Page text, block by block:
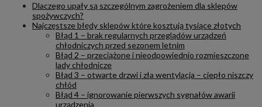
Dlaczego upały są szczególnym zagrożeniem dla sklepów
spożywczych?
Najczęstsze błędy sklepów które kosztują tysiące złotych
Błąd 1 – brak regularnych przeglądów urządzeń
chłodniczych przed sezonem letnim
Błąd 2 – przeciążone i nieodpowiednio rozmieszczone
lady chłodnicze
Błąd 3 – otwarte drzwi i zła wentylacja – ciepło niszczy
chłód
Błąd 4 – ignorowanie pierwszych sygnałów awarii
urządzenia